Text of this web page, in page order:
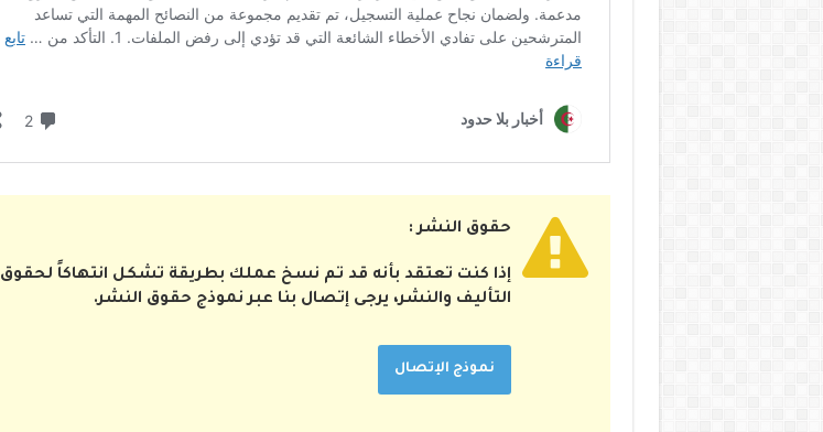
حقوق النشر :
إذا كنت تعتقد بأنه قد تم نسخ عملك بطريقة تشكل انتهاكاً لحقوق
التأليف والنشر، يرجى إتصال بنا عبر نموذج حقوق النشر.
نموذج الإتصال